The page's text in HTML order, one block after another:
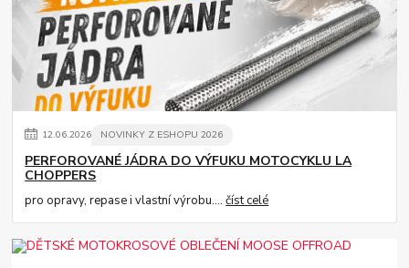
12.06.2026 NOVINKY Z ESHOPU 2026
PERFOROVANÉ JÁDRA DO VÝFUKU MOTOCYKLU LA
CHOPPERS
pro opravy, repase i vlastní výrobu....číst celé